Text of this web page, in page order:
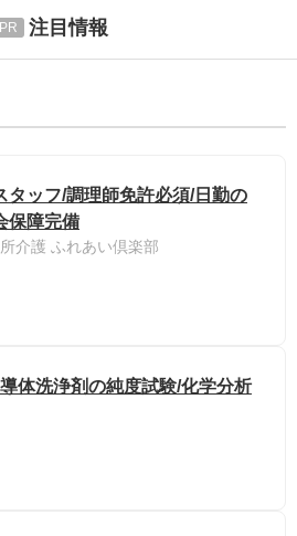
注目情報
タッフ/調理師免許必須/日勤の
保障完備
介護 ふれあい倶楽部
体洗浄剤の純度試験/化学分析